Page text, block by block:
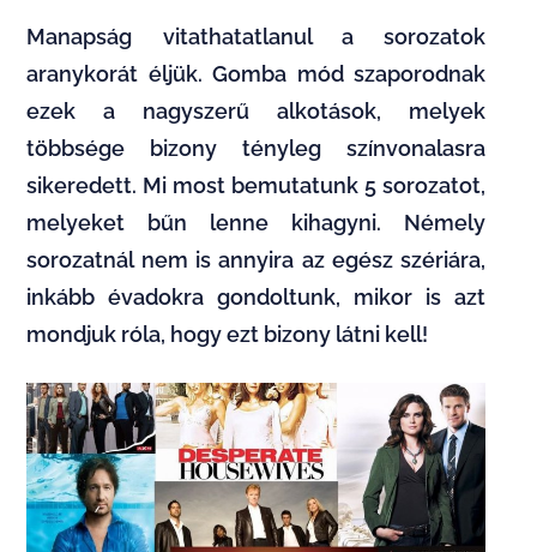
Manapság vitathatatlanul a sorozatok
aranykorát éljük. Gomba mód szaporodnak
ezek a nagyszerű alkotások, melyek
többsége bizony tényleg színvonalasra
sikeredett. Mi most bemutatunk 5 sorozatot,
melyeket bűn lenne kihagyni. Némely
sorozatnál nem is annyira az egész szériára,
inkább évadokra gondoltunk, mikor is azt
mondjuk róla, hogy ezt bizony látni kell!